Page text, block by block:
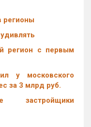
регионы
регион с первым
у московского
за 3 млрд руб.
застройщики